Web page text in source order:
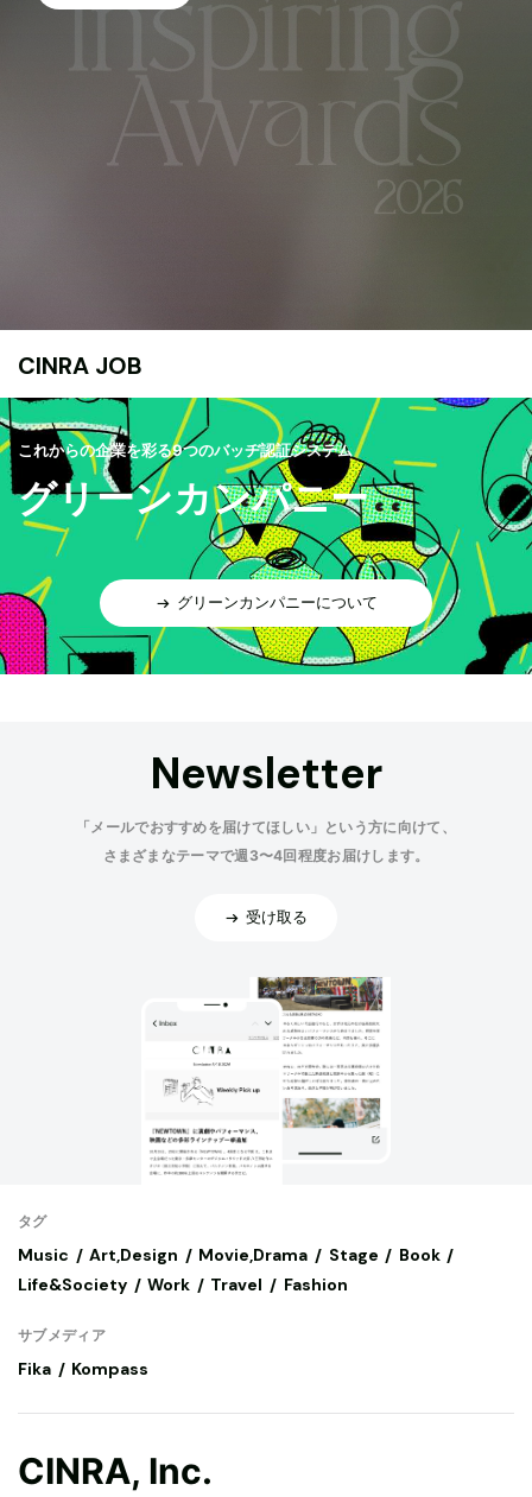
CINRA JOB
これからの企業を彩る9つのバッヂ認証システム
グリーンカンパニー
グリーンカンパニーについて
Newsletter
「メールでおすすめを届けてほしい」という方に向けて、
さまざまなテーマで週3〜4回程度お届けします。
受け取る
タグ
Music Art,Design Movie,Drama Stage
Book
Life&Society
Work Travel Fashion
サブメディア
Fika Kompass
CINRA, Inc.